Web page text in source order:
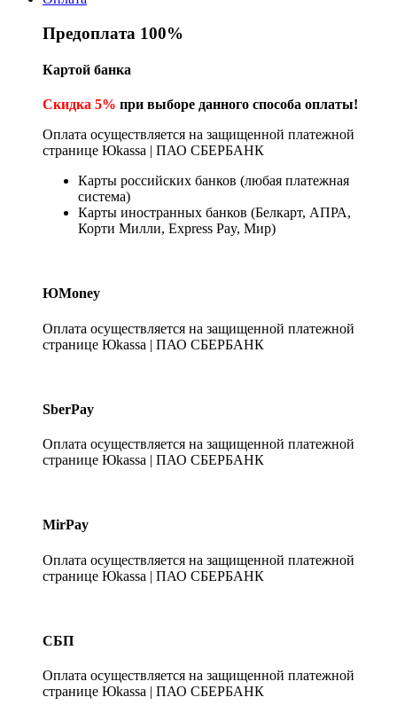
Предоплата 100%
Картой банка
Скидка 5% при выборе данного способа оплаты!
Оплата осуществляется на защищенной платежной
странице Юkassa | ПАО СБЕРБАНК
Карты российских банков (любая платежная
система)
Карты иностранных банков (Белкарт, АПРА,
Корти Милли, Express Pay, Мир)
ЮMoney
Оплата осуществляется на защищенной платежной
странице Юkassa | ПАО СБЕРБАНК
SberPay
Оплата осуществляется на защищенной платежной
странице Юkassa | ПАО СБЕРБАНК
MirPay
Оплата осуществляется на защищенной платежной
странице Юkassa | ПАО СБЕРБАНК
СБП
Оплата осуществляется на защищенной платежной
странице Юkassa | ПАО СБЕРБАНК